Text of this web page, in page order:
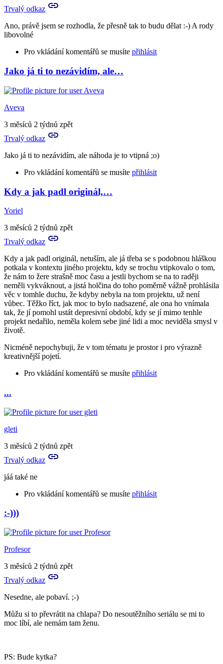
mám
by
Aries
Trvalý odkaz
Ano, právě jsem se rozhodla, že přesně tak to budu dělat :-) A rody
libovolné
Pro vkládání komentářů se musíte přihlásit
In
reply
to
Já
bych
asi
všechno,
by
Jako já ti to nezávidím, ale…
Aveva
3 měsíců 2 týdnů zpět
Trvalý odkaz
Jako já ti to nezávidím, ale náhoda je to vtipná ;o)
Pro vkládání komentářů se musíte přihlásit
In
reply
to
Prosím
tě
a
mi
nějak…
by
Aries
Kdy a jak padl originál,…
Yoriel
3 měsíců 2 týdnů zpět
Trvalý odkaz
Kdy a jak padl originál, netuším, ale já třeba se s podobnou hláškou
potkala v kontextu jiného projektu, kdy se trochu vtipkovalo o tom,
že nám to žere strašně moc času a jestli bychom se na to raději
neměli vykváknout, a jistá holčina do toho poměrně vážně prohlásila
věc v tomhle duchu, že kdyby nebyla na tom projektu, už není
vůbec. Těžko říct, jak moc to bylo nadsazené, ale ona ho vnímala
tak, že jí pomohl ustát depresivní období, kdy se jí mimo tenhle
projekt nedařilo, neměla kolem sebe jiné lidi a moc neviděla smysl v
životě.
Nicméně nepochybuji, že v tom tématu je prostor i pro výrazně
kreativnější pojetí.
Pro vkládání komentářů se musíte přihlásit
In
reply
to
Prosím
tě
a
mi
by
...
gleti
3 měsíců 2 týdnů zpět
Trvalý odkaz
jáá také ne
Pro vkládání komentářů se musíte přihlásit
In
reply
to
Já
prosím
hlásím,
nechápu
Aries
:-)))
Profesor
3 měsíců 2 týdnů zpět
Trvalý odkaz
Nesedne, ale pobaví. ;-)
Můžu si to převrátit na chlapa? Do nesoutěžního seriálu se mi to
moc líbí, ale nemám tam ženu.
PS: Bude kytka?